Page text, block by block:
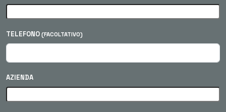
TELEFONO (FACOLTATIVO)
AZIENDA